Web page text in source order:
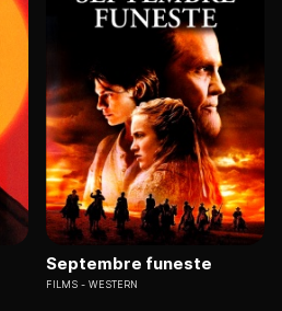
Septembre funeste
FILMS WESTERN